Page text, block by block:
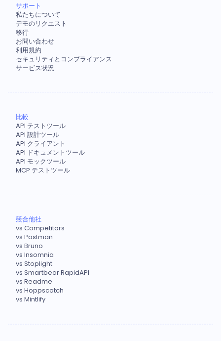
サポート
私たちについて
デモのリクエスト
移行
お問い合わせ
利用規約
セキュリティとコンプライアンス
サービス状況
比較
API テストツール
API 設計ツール
API クライアント
API ドキュメントツール
API モックツール
MCP テストツール
競合他社
vs Competitors
vs Postman
vs Bruno
vs Insomnia
vs Stoplight
vs Smartbear RapidAPI
vs Readme
vs Hoppscotch
vs Mintlify